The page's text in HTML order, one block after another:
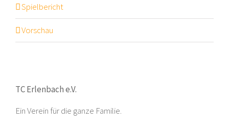
Spielbericht
Vorschau
TC Erlenbach e.V.
Ein Verein für die ganze Familie.